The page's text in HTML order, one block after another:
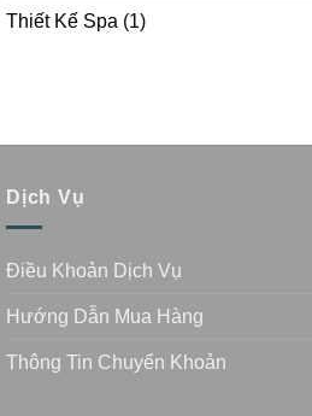
Thiết Kế Spa (1)
Dịch Vụ
Điều Khoản Dịch Vụ
Hướng Dẫn Mua Hàng
Thông Tin Chuyển Khoản